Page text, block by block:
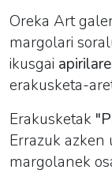
Oreka Art
margolari
ikusgai
erakusketa-
Erakusketak
Errazuk azken
margolanek